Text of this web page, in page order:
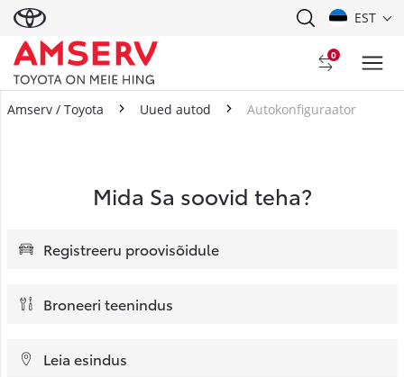
EST
0
Amserv / Toyota Uued autod Autokonfiguraator
Mida Sa soovid teha?
Registreeru proovisõidule
Broneeri teenindus
Leia esindus